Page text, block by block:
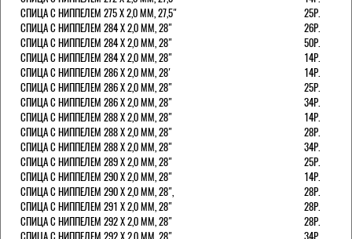
СПИЦА С НИППЕЛЕМ 275 Х 2,0 ММ, 27,5"
25Р.
СПИЦА С НИППЕЛЕМ 284 Х 2,0 ММ, 28"
26Р.
СПИЦА С НИППЕЛЕМ 284 Х 2,0 ММ, 28"
50Р.
СПИЦА С НИППЕЛЕМ 284 Х 2,0 ММ, 28"
14Р.
СПИЦА С НИППЕЛЕМ 286 Х 2,0 ММ, 28'
14Р.
СПИЦА С НИППЕЛЕМ 286 Х 2,0 ММ, 28"
25Р.
СПИЦА С НИППЕЛЕМ 286 Х 2,0 ММ, 28"
34Р.
СПИЦА С НИППЕЛЕМ 288 Х 2,0 ММ, 28"
14Р.
СПИЦА С НИППЕЛЕМ 288 Х 2,0 ММ, 28"
28Р.
СПИЦА С НИППЕЛЕМ 288 Х 2,0 ММ, 28"
34Р.
СПИЦА С НИППЕЛЕМ 289 Х 2,0 ММ, 28"
25Р.
СПИЦА С НИППЕЛЕМ 290 Х 2,0 ММ, 28"
14Р.
СПИЦА С НИППЕЛЕМ 290 Х 2,0 ММ, 28",
28Р.
СПИЦА С НИППЕЛЕМ 291 Х 2,0 ММ, 28"
28Р.
СПИЦА С НИППЕЛЕМ 292 Х 2,0 ММ, 28"
28Р.
СПИЦА С НИППЕЛЕМ 292 Х 2,0 ММ, 28"
34Р.